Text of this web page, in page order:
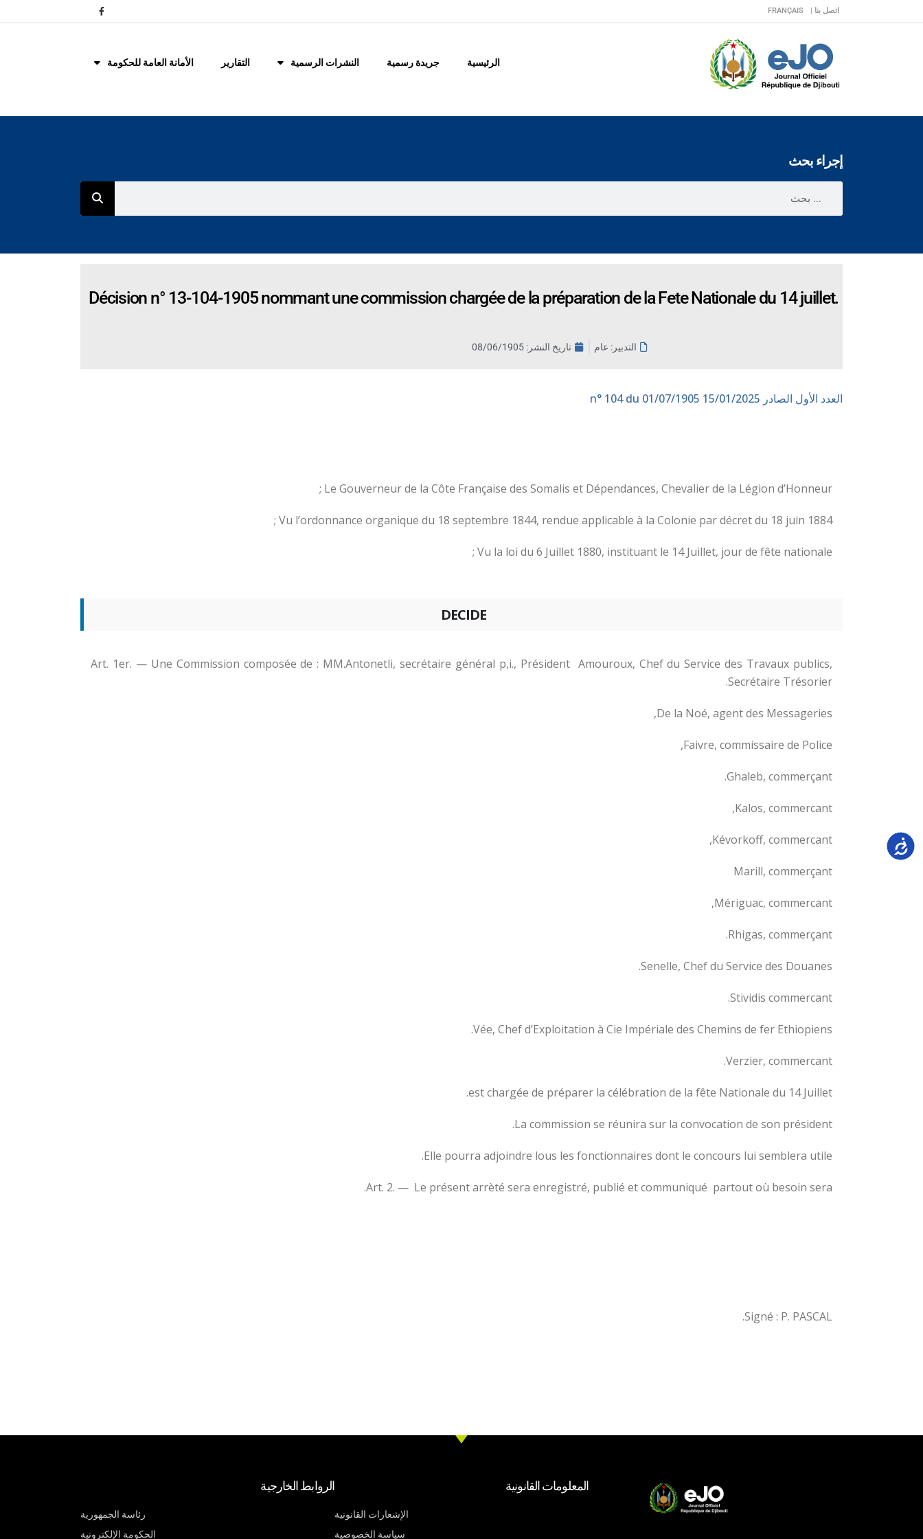
اتصل بنا | FRANÇAIS
الرئيسية جريدة رسمية النشرات الرسمية التقارير الأمانة العامة للحكومة
إجراء بحث
Décision n° 13-104-1905 nommant une commission chargée de la préparation de la Fete Nationale du 14 juillet.
التدبير: عام تاريخ النشر: 08/06/1905
العدد الأول الصادر 15/01/2025
Le Gouverneur de la Côte Française des Somalis et Dépendances, Chevalier de la Légion d’Honneur ;
Vu l’ordonnance organique du 18 septembre 1844, rendue applicable à la Colonie par décret du 18 juin 1884 ;
Vu la loi du 6 Juillet 1880, instituant le 14 Juillet, jour de fête nationale ;
DECIDE
Art. 1er. — Une Commission composée de : MM.Antonetli, secrétaire général p,i., Président Amouroux, Chef du Service des Travaux publics,
Secrétaire Trésorier.
De la Noé, agent des Messageries,
Faivre, commissaire de Police,
Ghaleb, commerçant.
Kalos, commercant,
Kévorkoff, commercant,
Marill, commerçant
Mériguac, commercant,
Rhigas, commerçant.
Senelle, Chef du Service des Douanes.
Stividis commercant.
Vée, Chef d’Exploitation à Cie Impériale des Chemins de fer Ethiopiens.
Verzier, commercant.
est chargée de préparer la célébration de la fête Nationale du 14 Juillet.
La commission se réunira sur la convocation de son président.
Elle pourra adjoindre lous les fonctionnaires dont le concours lui semblera utile.
Art. 2. — Le présent arrèté sera enregistré, publié et communiqué partout où besoin sera.
Signé : P. PASCAL.
المعلومات القانونية
الإشعارات القانونية
سياسة الخصوصية
الروابط الخارجية
رئاسة الجمهورية
الحكومة الإلكترونية